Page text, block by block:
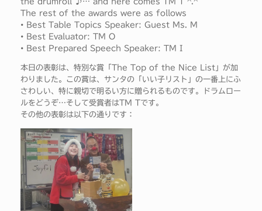
The rest of the awards were as follows
• Best Table Topics Speaker: Guest Ms. M
• Best Evaluator: TM O
• Best Prepared Speech Speaker: TM I
本日の表彰は、特別な賞「The Top of the Nice List」が加
わりました。この賞は、サンタの「いい子リスト」の一番上にふ
さわしい、特に親切で明るい方に贈られるものです。ドラムロー
ルをどうぞ…そして受賞者はTM Tです。
その他の表彰は以下の通りです：